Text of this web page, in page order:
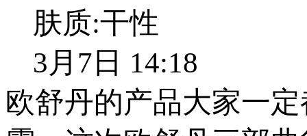
肤质:干性
3月7日 14:18
欧舒丹的产品大家一